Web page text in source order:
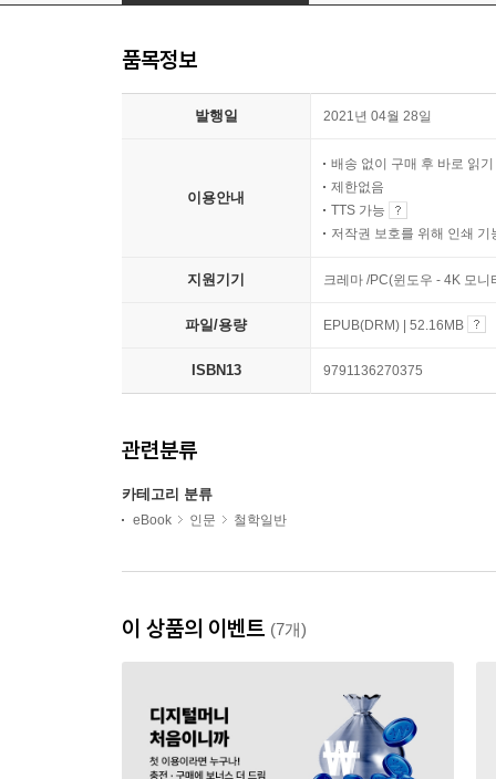
품목정보
발행일 2021년 04월 28일
이용안내
배송 없이 구매 후 바로 읽기
제한없음
TTS 가능
저작권 보호를 위해 인쇄 기
지원기기 크레마 /PC(윈도우 - 4K 모
파일/용량 EPUB(DRM) | 52.16MB
ISBN13 9791136270375
관련분류
카테고리 분류
eBook 인문 철학일반
이 상품의 이벤트 (7개)